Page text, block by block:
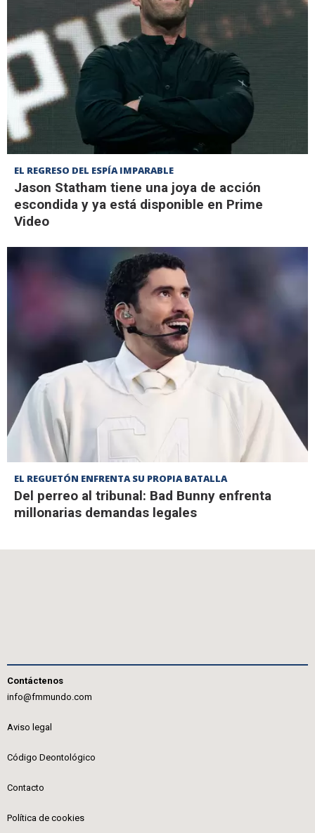
EL REGRESO DEL ESPÍA IMPARABLE
Jason Statham tiene una joya de acción
escondida y ya está disponible en Prime
Video
EL REGUETÓN ENFRENTA SU PROPIA BATALLA
Del perreo al tribunal: Bad Bunny enfrenta
millonarias demandas legales
Contáctenos
info@fmmundo.com
Aviso legal
Código Deontológico
Contacto
Política de cookies